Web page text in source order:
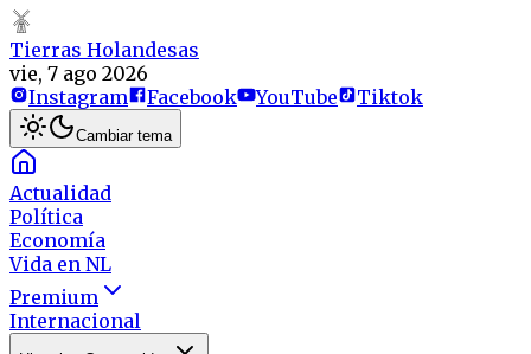
Tierras Holandesas
vie, 7 ago 2026
Instagram
Facebook YouTube Tiktok
Cambiar tema
Actualidad
Política
Economía
Vida en NL
Premium
Internacional